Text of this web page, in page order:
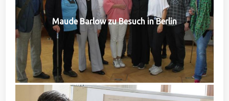
Maude Barlow zu Besuch in Berlin